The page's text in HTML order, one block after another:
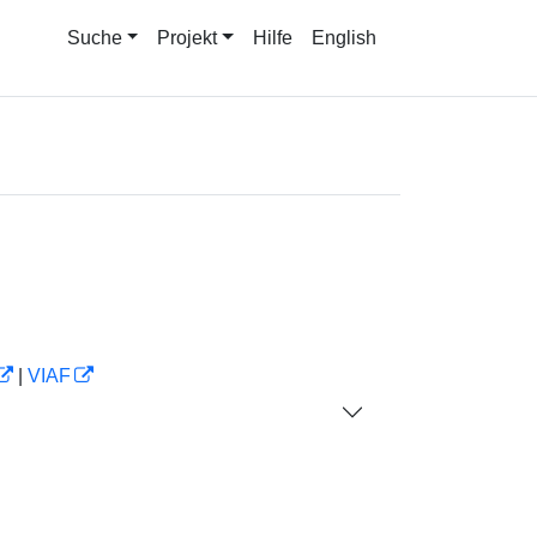
Suche Projekt Hilfe English
VIAF